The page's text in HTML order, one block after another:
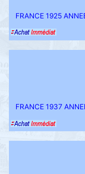
FRANCE 1925
FRANCE 1937